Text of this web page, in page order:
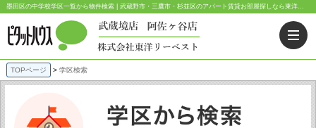
墨田区の中学校学区一覧から物件検索 | 武蔵野市・三鷹市・杉並区のアパート賃貸お部屋探しなら東洋リーベスト｜ピタットハウス武蔵境店・阿佐ヶ谷店
TOPページ 学区検索